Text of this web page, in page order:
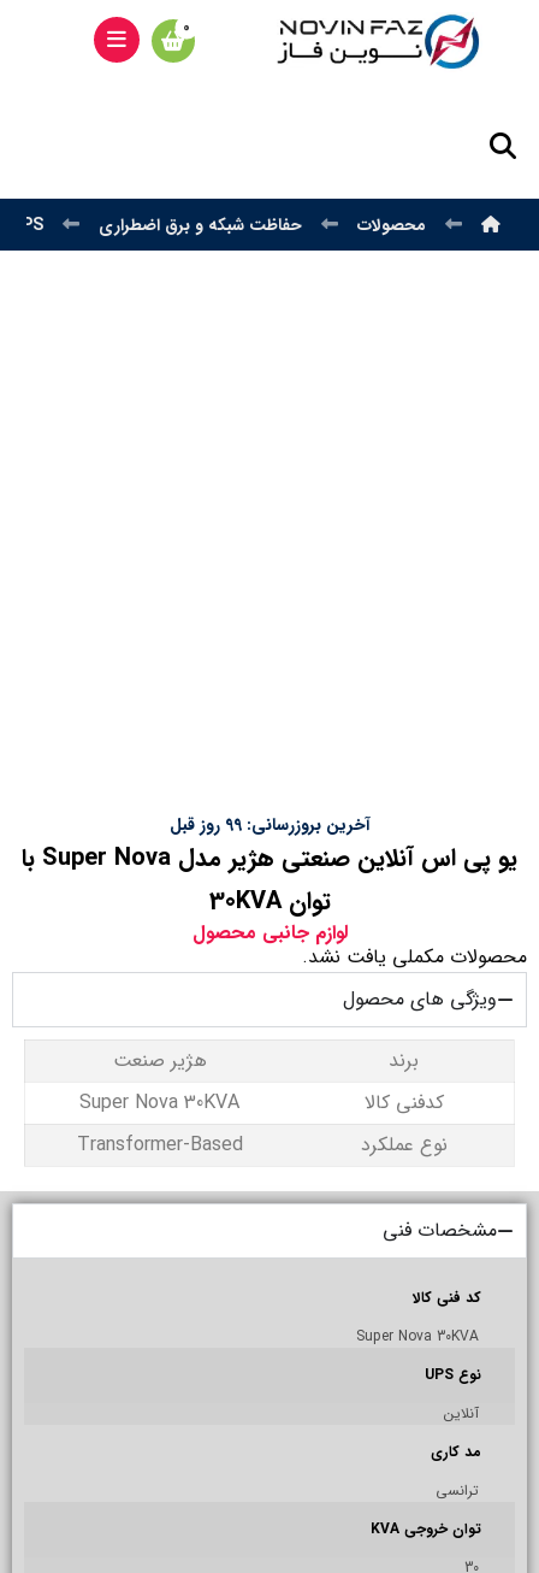
محصولات حفاظت شبکه و برق اضطراری UPS هژیر صنعت
آخرین بروزرسانی: 99 روز قبل
یو پی اس آنلاین صنعتی هژیر مدل Super Nova با
توان 30KVA
لوازم جانبی محصول
محصولات مکملی یافت نشد.
ویژگی های محصول
برند
هژیر صنعت
کدفنی کالا
Super Nova 30KVA
نوع عملکرد
Transformer-Based
مشخصات فنی
کد فنی کالا
Super Nova 30KVA
نوع UPS
آنلاین
مد کاری
ترانسی
توان خروجی KVA
30